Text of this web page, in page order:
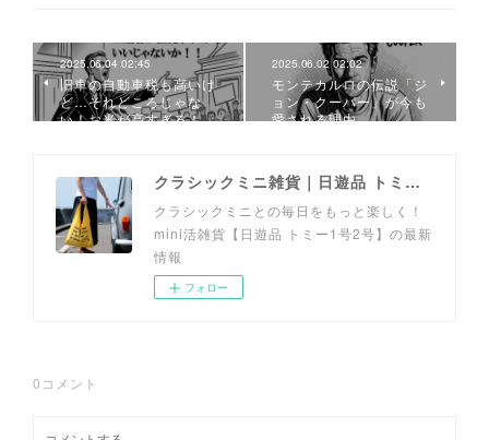
2025.06.04 02:45
旧車の自動車税も高いけ
ど…それどころじゃな
い！お米が高すぎる！
2025.06.02 02:02
モンテカルロの伝説「ジ
ョン・クーパー」が今も
愛される理由
クラシックミニ雑貨｜日遊品 トミー1号2号
クラシックミニとの毎日をもっと楽しく！
mini活雑貨【日遊品 トミー1号2号】の最新
情報
フォロー
0 コメント